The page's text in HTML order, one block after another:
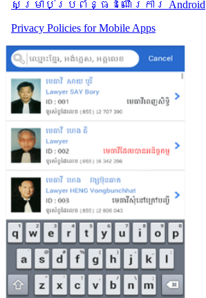
សម្រាប់​ប្រព័ន្ធដំណើរការ Android
Privacy Policies for Mobile Apps